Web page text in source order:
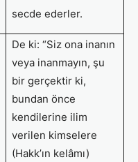
secde ederler.
De ki: “Siz ona inanın
veya inanmayın, şu
bir gerçektir ki,
bundan önce
kendilerine ilim
verilen kimselere
(Hakk’ın kelâmı)